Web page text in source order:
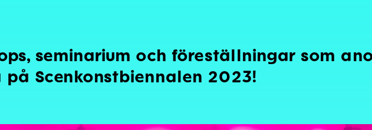
seminarium och föreställningar som
på Scenkonstbiennalen 2023!